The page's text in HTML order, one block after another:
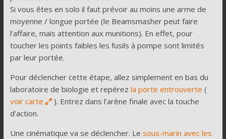
Si vous êtes en solo il faut prévoir au moins une arme de
moyenne / longue portée (le Beamsmasher peut faire
l’affaire, mais attention aux munitions). En effet, pour
toucher les points faibles les fusils à pompe sont limités
par leur portée.
Pour déclencher cette étape, allez simplement en bas du
laboratoire de biologie et repérez la porte entrouverte (
voir carte
). Entrez dans l’arène finale avec la touche
d’action.
Une cinématique va se déclencher. Le sous-marin avec les